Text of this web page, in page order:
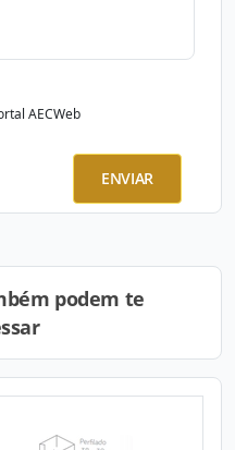
AECWeb
ENVIAR
podem te